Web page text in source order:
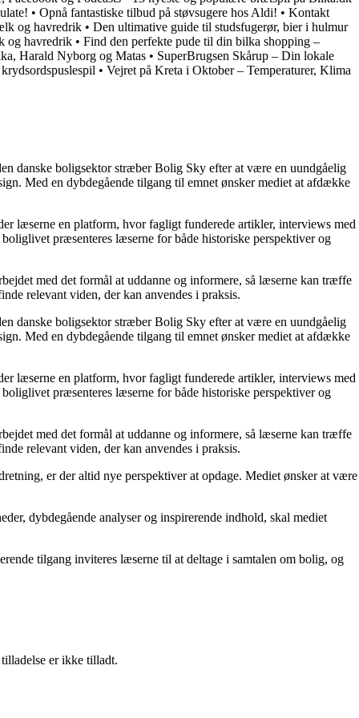
• Opnå fantastiske tilbud på støvsugere hos Aldi! • Kontakt
og havredrik • Den ultimative guide til studsfugerør, bier i hulmur
og havredrik • Find den perfekte pude til din bilka shopping –
Harald Nyborg og Matas • SuperBrugsen Skårup – Din lokale
• Vejret på Kreta i Oktober – Temperaturer, Klima
danske boligsektor stræber Bolig Sky efter at være en uundgåelig
Med en dybdegående tilgang til emnet ønsker mediet at afdække
læserne en platform, hvor fagligt funderede artikler, interviews med
præsenteres læserne for både historiske perspektiver og
med det formål at uddanne og informere, så læserne kan træffe
relevant viden, der kan anvendes i praksis.
danske boligsektor stræber Bolig Sky efter at være en uundgåelig
Med en dybdegående tilgang til emnet ønsker mediet at afdække
læserne en platform, hvor fagligt funderede artikler, interviews med
præsenteres læserne for både historiske perspektiver og
med det formål at uddanne og informere, så læserne kan træffe
relevant viden, der kan anvendes i praksis.
er der altid nye perspektiver at opdage. Mediet ønsker at være
dybdegående analyser og inspirerende indhold, skal mediet
tilgang inviteres læserne til at deltage i samtalen om bolig, og
er ikke tilladt.